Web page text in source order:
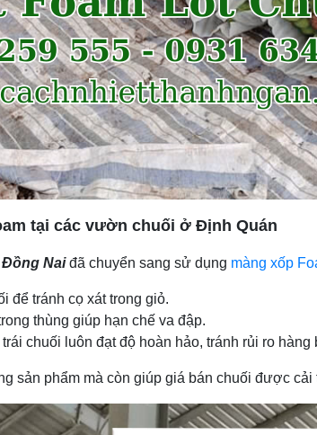
tại các vườn chuối ở Định Quán
Naiđã chuyển sang sử dụng màng xốp
để tránh cọ xát trong giỏ.
thùng giúp hạn chế va đập.
chuối luôn đạt độ hoàn hảo, tránh rủi ro hàng
sản phẩm mà còn giúp giá bán chuối được